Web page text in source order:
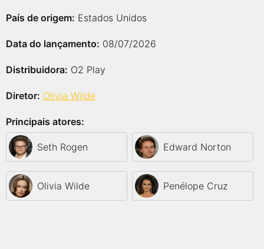
País de origem: Estados Unidos
Data do lançamento: 08/07/2026
Distribuidora: O2 Play
Diretor: Olivia Wilde
Principais atores:
Seth Rogen Edward Norton
Olivia Wilde Penélope Cruz